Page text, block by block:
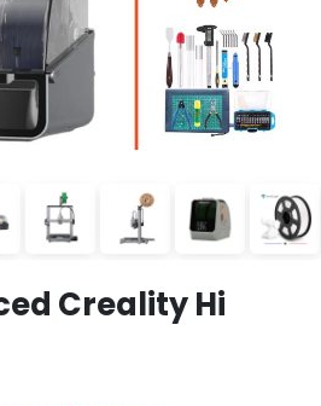
Creality Hi